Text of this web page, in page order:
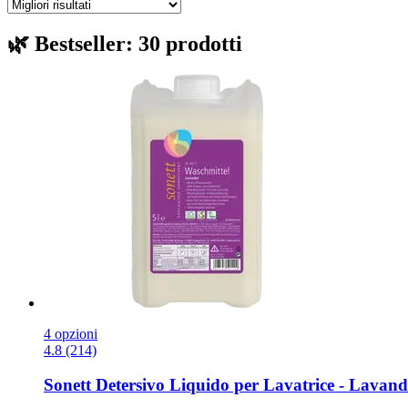
🌿 Bestseller: 30 prodotti
4 opzioni
4.8 (214)
SonettDetersivo Liquido per Lavatrice -​